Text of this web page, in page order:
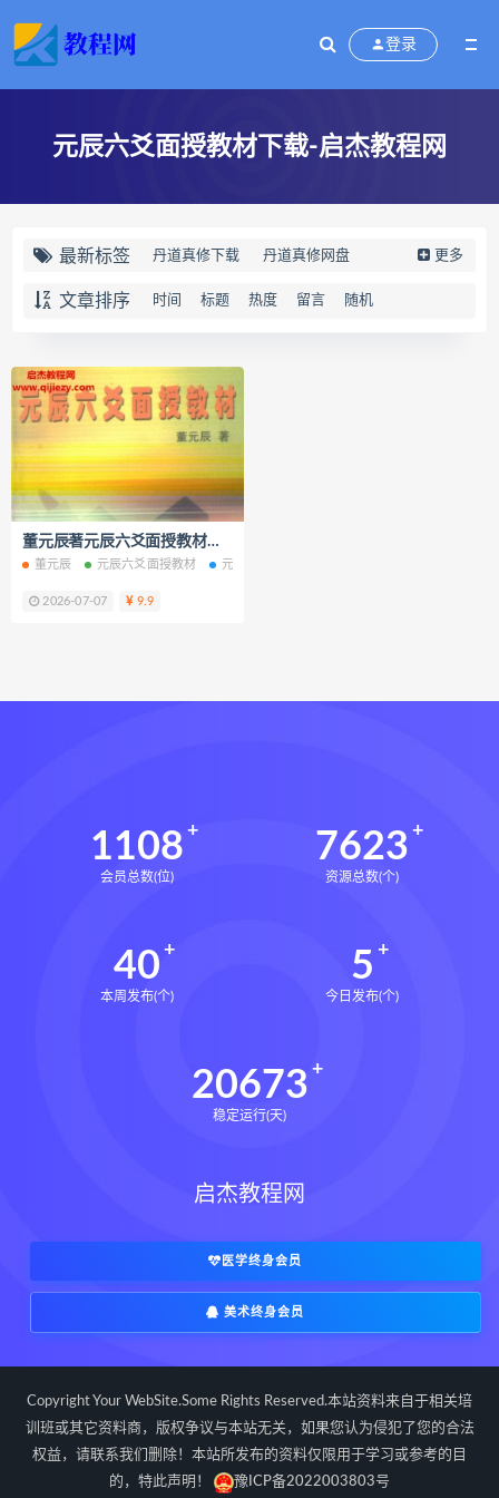
登录
元辰六爻面授教材下载-启杰教程网
最新标签 丹道真修下载 丹道真修网盘
丹道真修养生术 丹道真修合集
赵氏寻因断根速效通经术网盘
宫廷御医槌疗术下载
宫廷御医槌疗术网盘
赵书曦宫廷御医槌疗术
脐针通关导引术下载
脐针通关导引术网盘
六爻万象答疑全书网盘
六爻万象答疑全书pdf
道家八字化解指导册下载
道家八字化解指导册网盘
道家八字化解指导册
过三关与做功实例下载
过三关与做功实例pdf
过三关与做功实例 归一
寻龙点穴高级班课程下载
辰南择吉日下载 辰南择吉日网盘
辰南择吉日 九宫八卦指针下载
九宫八卦指针网盘 九宫八卦指针
世道天机预测学下载
更多
文章排序 时间 标题 热度 留言 随机
董元辰著元辰六爻面授教材电子书pdf百度网盘下载学习
董元辰 元辰六爻面授教材 元辰六爻面授教材电子书
2026-07-07 9.9
1108
会员总数(位)
7623
资源总数(个)
40
本周发布(个)
5
今日发布(个)
20673
稳定运行(天)
启杰教程网
医学终身会员
美术终身会员
Copyright Your WebSite.Some Rights Reserved.本站资料来自于相关培
训班或其它资料商，版权争议与本站无关，如果您认为侵犯了您的合法
权益，请联系我们删除！本站所发布的资料仅限用于学习或参考的目
的，特此声明！
豫ICP备2022003803号